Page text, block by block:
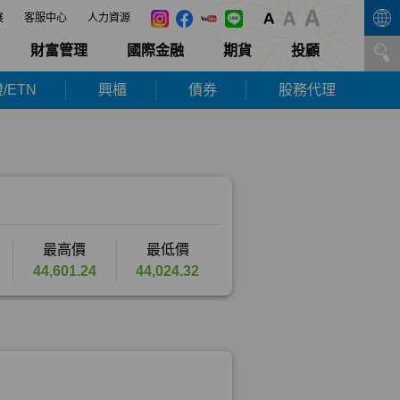
客服中心 人力資源
財富管理 國際金融 期貨 投顧
ETN 興櫃 債券 股務代理